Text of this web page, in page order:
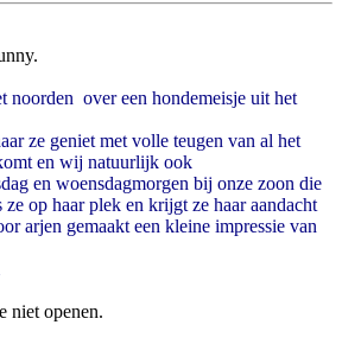
noorden over een hondemeisje uit het
ze geniet met volle teugen van al het
en wij natuurlijk ook
en woensdagmorgen bij onze zoon die
op haar plek en krijgt ze haar aandacht
arjen gemaakt een kleine impressie van
niet openen.